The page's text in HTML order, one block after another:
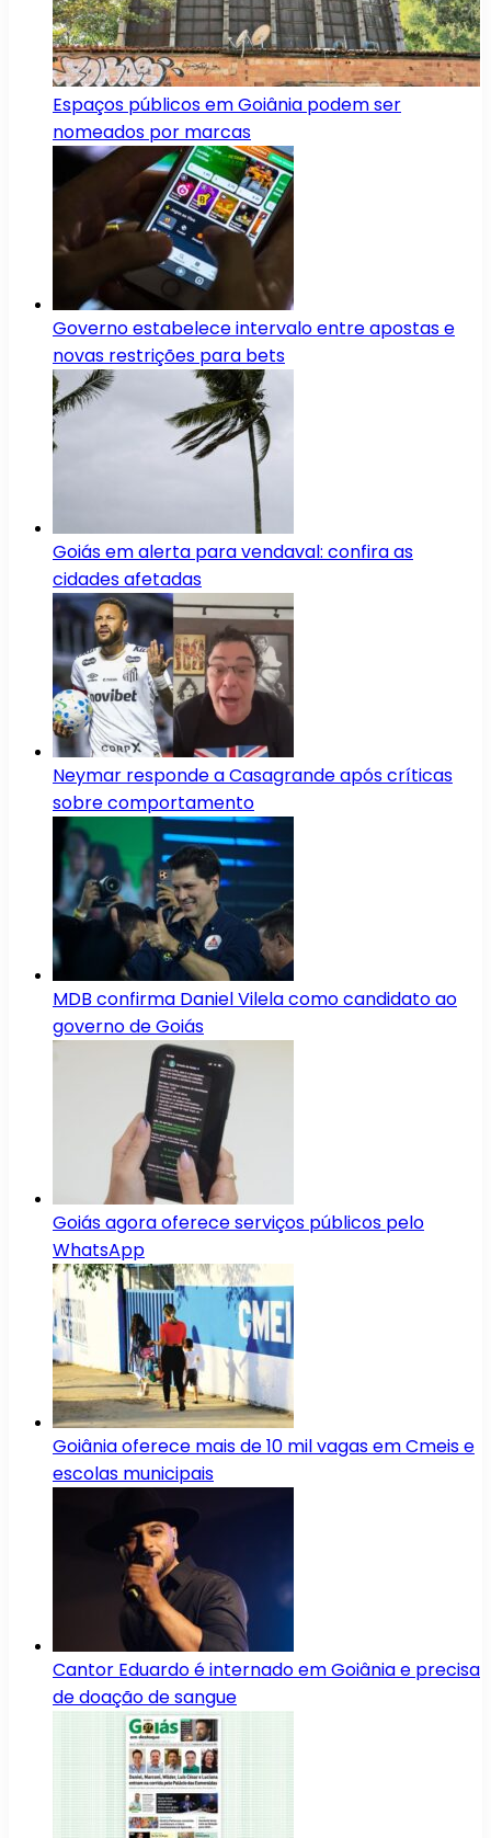
Espaços públicos em Goiânia podem ser
nomeados por marcas
Governo estabelece intervalo entre apostas e
novas restrições para bets
Goiás em alerta para vendaval: confira as
cidades afetadas
Neymar responde a Casagrande após críticas
sobre comportamento
MDB confirma Daniel Vilela como candidato ao
governo de Goiás
Goiás agora oferece serviços públicos pelo
WhatsApp
Goiânia oferece mais de 10 mil vagas em Cmeis e
escolas municipais
Cantor Eduardo é internado em Goiânia e precisa
de doação de sangue